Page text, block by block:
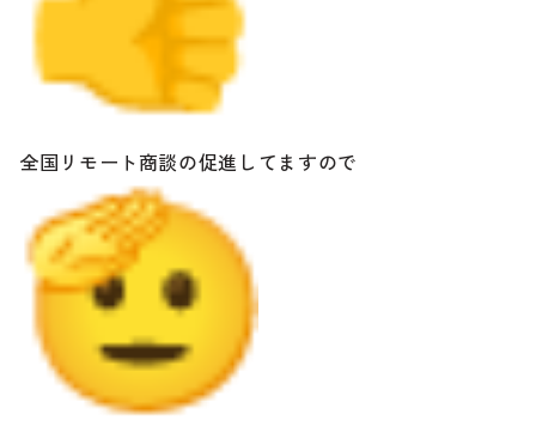
全国リモート商談の促進してますので